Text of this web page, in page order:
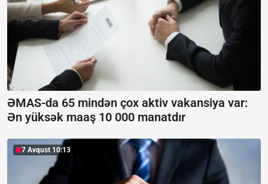
ƏMAS-da 65 mindən çox aktiv vakansiya var:
Ən yüksək maaş 10 000 manatdır
7 Avqust 10:13